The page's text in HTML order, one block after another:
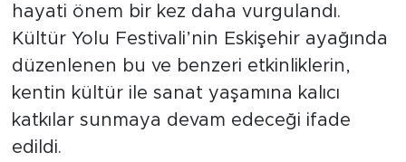
hayati önem bir kez daha vurgulandı.
Kültür Yolu Festivali’nin Eskişehir ayağında
düzenlenen bu ve benzeri etkinliklerin,
kentin kültür ile sanat yaşamına kalıcı
katkılar sunmaya devam edeceği ifade
edildi.